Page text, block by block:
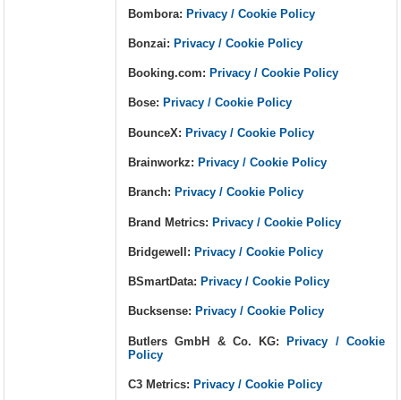
Bombora: Privacy / Cookie Policy
Bonzai: Privacy / Cookie Policy
Booking.com: Privacy / Cookie Policy
Bose: Privacy / Cookie Policy
BounceX: Privacy / Cookie Policy
Brainworkz: Privacy / Cookie Policy
Branch: Privacy / Cookie Policy
Brand Metrics: Privacy / Cookie Policy
Bridgewell: Privacy / Cookie Policy
BSmartData: Privacy / Cookie Policy
Bucksense: Privacy / Cookie Policy
Butlers GmbH & Co. KG:Privacy / Cookie
Policy
C3 Metrics: Privacy / Cookie Policy